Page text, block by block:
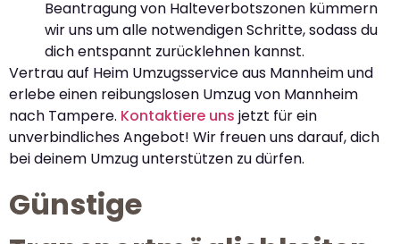
Beantragung von Halteverbotszonen kümmern
wir uns um alle notwendigen Schritte, sodass du
dich entspannt zurücklehnen kannst.
Vertrau auf Heim Umzugsservice aus Mannheim und
erlebe einen reibungslosen Umzug von Mannheim
nach Tampere. Kontaktiere uns jetzt für ein
unverbindliches Angebot! Wir freuen uns darauf, dich
bei deinem Umzug unterstützen zu dürfen.
Günstige